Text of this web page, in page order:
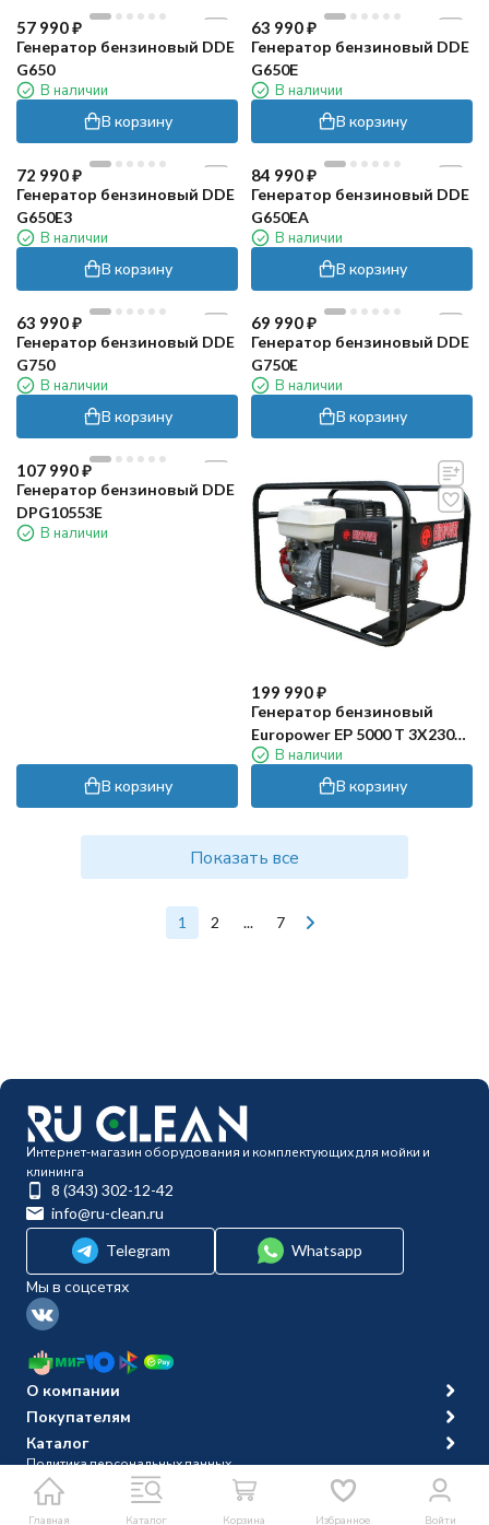
57 990₽
Генератор бензиновый DDE
G650
В наличии
В корзину
63 990₽
Генератор бензиновый DDE
G650Е
В наличии
В корзину
72 990₽
Генератор бензиновый DDE
G650E3
В наличии
В корзину
84 990₽
Генератор бензиновый DDE
G650EA
В наличии
В корзину
63 990₽
Генератор бензиновый DDE
G750
В наличии
В корзину
69 990₽
Генератор бензиновый DDE
G750E
В наличии
В корзину
107 990₽
Генератор бензиновый DDE
DPG10553E
В наличии
В корзину
199 990₽
Генератор бензиновый
Europower ЕР 5000 T 3X230V
(для ж/д)
В наличии
В корзину
Показать все
1 2 ... 7
Главная Каталог Корзина Избранное Войти
Интернет-магазин оборудования и комплектующих для мойки и
клининга
8 (343) 302-12-42
info@ru-clean.ru
Telegram
Whatsapp
Мы в соцсетях
О компании
Покупателям
Каталог
Политика персональных данных
© 2014-2026 Ru-clean